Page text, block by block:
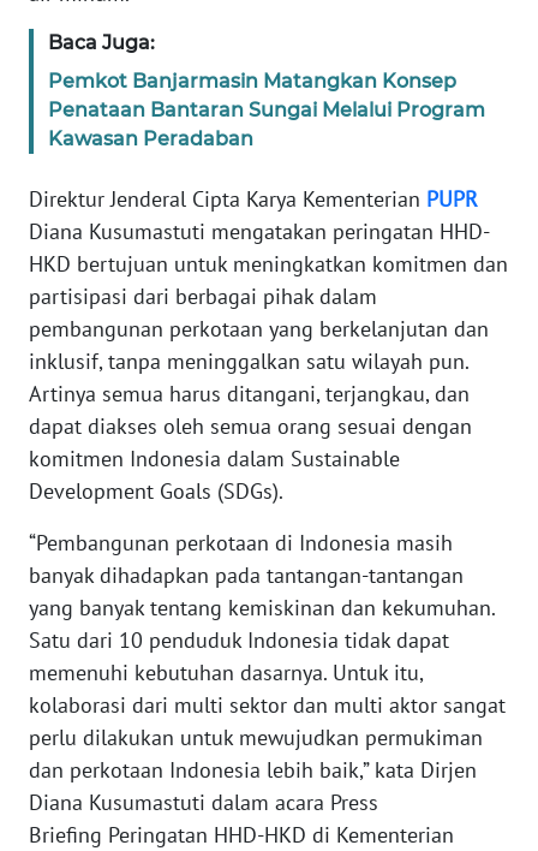
Baca Juga:
Pemkot Banjarmasin Matangkan Konsep
Penataan Bantaran Sungai Melalui Program
Kawasan Peradaban
Direktur Jenderal Cipta Karya Kementerian PUPR
Diana Kusumastuti mengatakan peringatan HHD-
HKD bertujuan untuk meningkatkan komitmen dan
partisipasi dari berbagai pihak dalam
pembangunan perkotaan yang berkelanjutan dan
inklusif, tanpa meninggalkan satu wilayah pun.
Artinya semua harus ditangani, terjangkau, dan
dapat diakses oleh semua orang sesuai dengan
komitmen Indonesia dalam Sustainable
Development Goals (SDGs).
“Pembangunan perkotaan di Indonesia masih
banyak dihadapkan pada tantangan-tantangan
yang banyak tentang kemiskinan dan kekumuhan.
Satu dari 10 penduduk Indonesia tidak dapat
memenuhi kebutuhan dasarnya. Untuk itu,
kolaborasi dari multi sektor dan multi aktor sangat
perlu dilakukan untuk mewujudkan permukiman
dan perkotaan Indonesia lebih baik,” kata Dirjen
Diana Kusumastuti dalam acara Press
Briefing Peringatan HHD-HKD di Kementerian
WISATA
MAWAKA
NET
FORJASIDA
TAMBANG
NEWS
JURNAL
MARITIM
BERKAT
NEWS
ANUGERAH
NEWS
AKHLAK
ID